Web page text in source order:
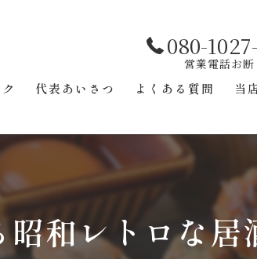
080-
代表あいさつ よくある質問 当
立
和レトロな居